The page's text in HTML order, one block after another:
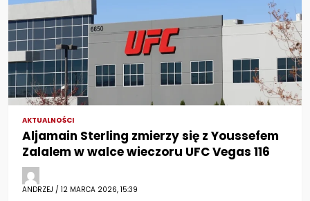
AKTUALNOŚCI
Aljamain Sterling zmierzy się z Youssefem
Zalalem w walce wieczoru UFC Vegas 116
ANDRZEJ / 12 MARCA 2026, 15:39